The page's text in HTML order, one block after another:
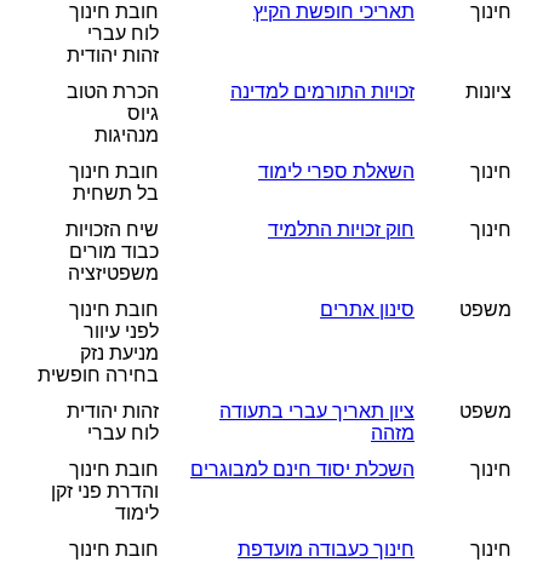
חינוך
תאריכי חופשת הקיץ
חובת חינוך
לוח עברי
זהות יהודית
ציונות
זכויות התורמים למדינה
הכרת הטוב
גיוס
מנהיגות
חינוך
השאלת ספרי לימוד
חובת חינוך
בל תשחית
חינוך
חוק זכויות התלמיד
שיח הזכויות
כבוד מורים
משפטיזציה
משפט
סינון אתרים
חובת חינוך
לפני עיוור
מניעת נזק
בחירה חופשית
משפט
ציון תאריך עברי בתעודה
מזהה
זהות יהודית
לוח עברי
חינוך
השכלת יסוד חינם למבוגרים
חובת חינוך
והדרת פני זקן
לימוד
חינוך
חינוך כעבודה מועדפת
חובת חינוך